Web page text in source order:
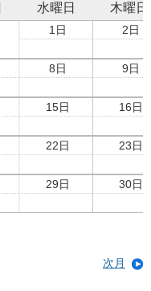
水曜日 木曜日
1日 2日
8日 9日
15日 16日
22日 23日
29日 30日
次月